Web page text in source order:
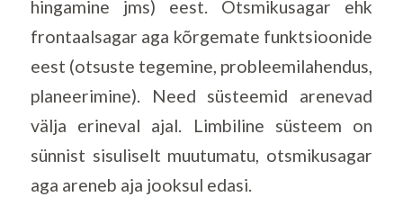
hingamine jms) eest. Otsmikusagar ehk
frontaalsagar aga kõrgemate funktsioonide
eest (otsuste tegemine, probleemilahendus,
planeerimine). Need süsteemid arenevad
välja erineval ajal. Limbiline süsteem on
sünnist sisuliselt muutumatu, otsmikusagar
aga areneb aja jooksul edasi.